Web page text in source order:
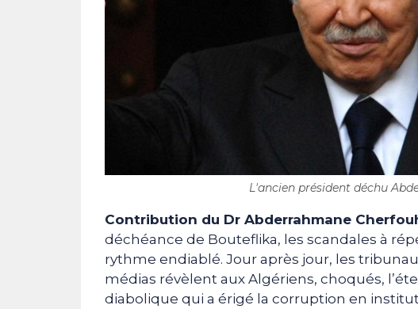
L'ancien président déchu
Contribution du Dr Abderrahmane
déchéance de Bouteflika, les scandales à
rythme endiablé. Jour après jour, les
médias révèlent aux Algériens, choqués,
diabolique qui a érigé la corruption en